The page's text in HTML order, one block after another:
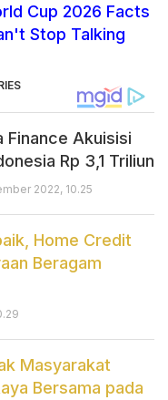
Cup 2026 Facts
Stop Talking
Finance Akuisisi
Rp 3,1 Triliun
2022, 10.25
Home Credit
Beragam
Masyarakat
Bersama pada